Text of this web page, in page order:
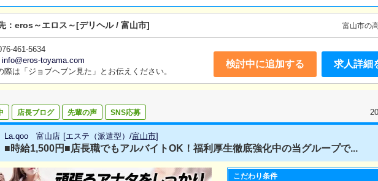
： eros～エロス～[デリヘル / 富山市] 富山市の
461-5634
info@eros-toyama.com
際は「ジョブヘブン見た」とお伝えください。
検討中に追加する 求人詳細
店長ブログ 先輩の声 SNS応募
La.qoo 富山店 [エステ（派遣型） /富山市]
■時給1,500円■店長職でもアルバイトOK！福利厚生徹底強化中の当グループで...
こだわり条件